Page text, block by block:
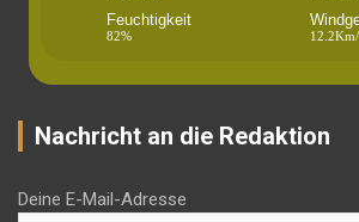
Feuchtigkeit
82%
Nachricht an die Redaktion
Deine E-Mail-Adresse